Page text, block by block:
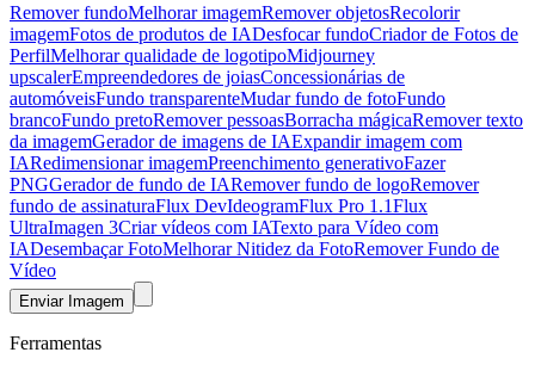
Remover fundoMelhorar imagemRemover objetosRecolorir
imagemFotos de produtos de IADesfocar fundo​Criador de Fotos de
PerfilMelhorar qualidade de logotipo​Midjourney
upscalerEmpreendedores de joiasConcessionárias de
automóveisFundo transparenteMudar fundo de foto​Fundo
brancoFundo pretoRemover pessoasBorracha mágicaRemover texto
da imagemGerador de imagens de IAExpandir imagem com
IARedimensionar imagemPreenchimento generativoFazer
PNGGerador de fundo de IARemover fundo de logoRemover
fundo de assinaturaFlux DevIdeogramFlux Pro 1.1Flux
UltraImagen 3Criar vídeos com IATexto para Vídeo com
IADesembaçar FotoMelhorar Nitidez da FotoRemover Fundo de
Vídeo
Enviar Imagem
Ferramentas